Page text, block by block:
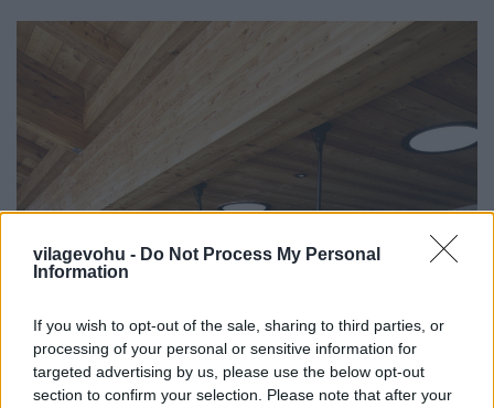
vilagevohu - Do Not Process My Personal
Information
If you wish to opt-out of the sale, sharing to third parties, or
processing of your personal or sensitive information for
targeted advertising by us, please use the below opt-out
section to confirm your selection. Please note that after your